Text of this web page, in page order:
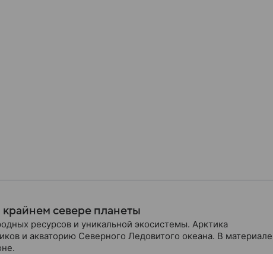
севере планеты
ресурсов и уникальной экосистемы. Арктика
и акваторию Северного Ледовитого океана. В материале